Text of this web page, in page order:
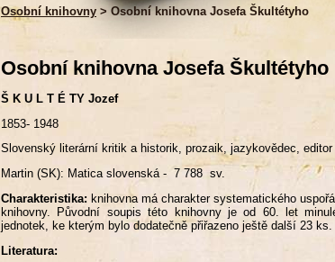
Osobní knihovny > Osobní knihovna Josefa Škultétyho
Osobní knihovna Josefa Škultétyho
Š K U L T É TY Jozef
1853- 1948
Slovenský literární kritik a historik, prozaik, jazykovědec, editor
Martin (SK): Matica slovenská - 7 788 sv.
Charakteristika: knihovna má charakter systematického
knihovny. Původní soupis této knihovny je od 60. let
jednotek, ke kterým bylo dodatečně přiřazeno ještě další 23 ks.
Literatura: